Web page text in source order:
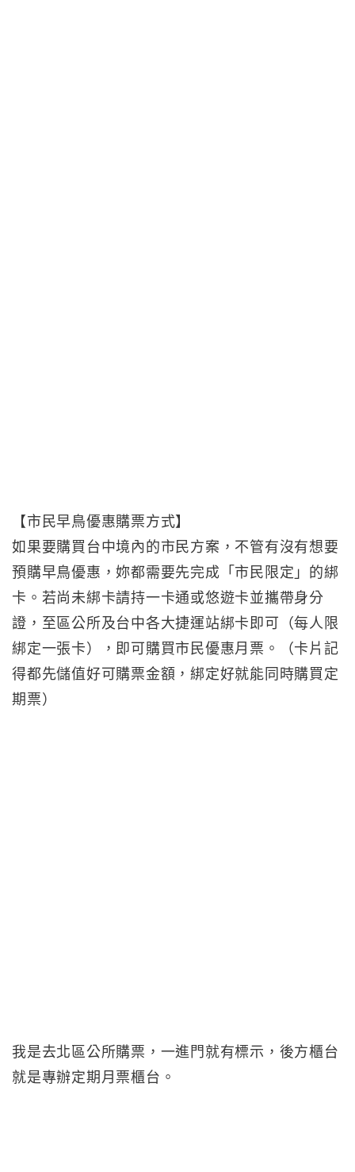
【市民早鳥優惠購票方式】
如果要購買台中境內的市民方案，不管有沒有想要
預購早鳥優惠，妳都需要先完成「市民限定」的綁
卡。若尚未綁卡請持一卡通或悠遊卡並攜帶身分
證，至區公所及台中各大捷運站綁卡即可（每人限
綁定一張卡），即可購買市民優惠月票。（卡片記
得都先儲值好可購票金額，綁定好就能同時購買定
期票）
我是去北區公所購票，一進門就有標示，後方櫃台
就是專辦定期月票櫃台。